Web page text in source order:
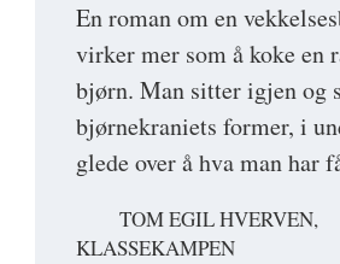
En roman om en
virker mer som å koke en
bjørn. Man sitter igjen og
bjørnekraniets former, i
glede over å hva man har
TOM EGIL HVERVEN,
KLASSEKAMPEN